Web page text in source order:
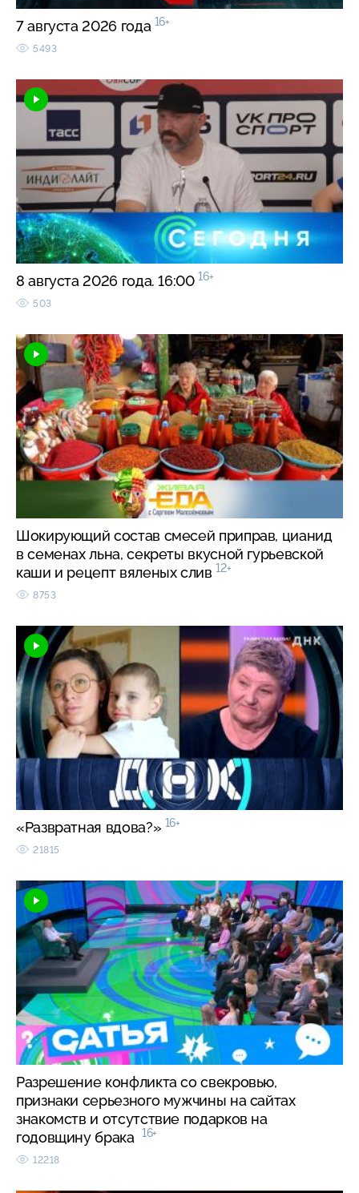
7 августа 2026 года 16+
5493
8 августа 2026 года. 16:00 16+
503
Шокирующий состав смесей приправ, цианид
в семенах льна, секреты вкусной гурьевской
каши и рецепт вяленых слив 12+
8753
«Развратная вдова?» 16+
21815
Разрешение конфликта со свекровью,
признаки серьезного мужчины на сайтах
знакомств и отсутствие подарков на
годовщину брака
16+
12218